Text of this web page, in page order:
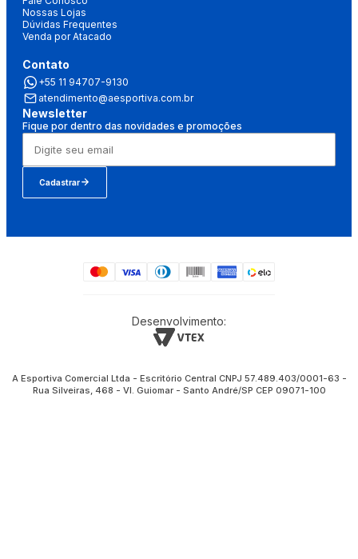
Nossas Lojas
Dúvidas Frequentes
Venda por Atacado
Contato
+55 11 94707-9130
atendimento@aesportiva.com.br
Newsletter
Fique por dentro das novidades e promoções
Cadastrar
Desenvolvimento:
A Esportiva Comercial Ltda - Escritório Central CNPJ 57.489.403/0001-63 -
Rua Silveiras, 468 - Vl. Guiomar - Santo André/SP CEP 09071-100